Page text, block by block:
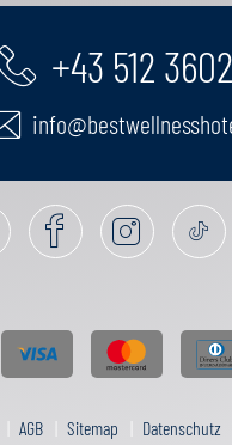
+43 512
AGB Sitemap Datenschutz